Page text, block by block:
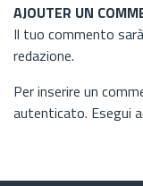
AJOUTER UN
Il tuo commento
redazione.
Per inserire un
autenticato. Esegui